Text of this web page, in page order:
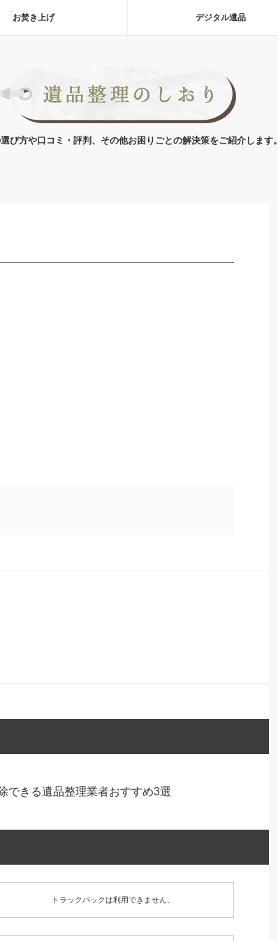
お焚き上げ デジタル遺品
び方や口コミ・評判、その他お困りごとの解決策をご紹介します。
できる遺品整理業者おすすめ3選
トラックバックは利用できません。